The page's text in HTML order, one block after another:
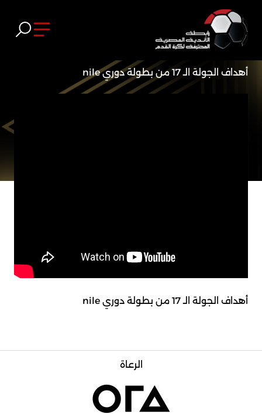
أهداف الجولة الـ 17 من بطولة دوري nile
أهداف الجولة الـ 17 من بطولة دوري nile
الرعاة